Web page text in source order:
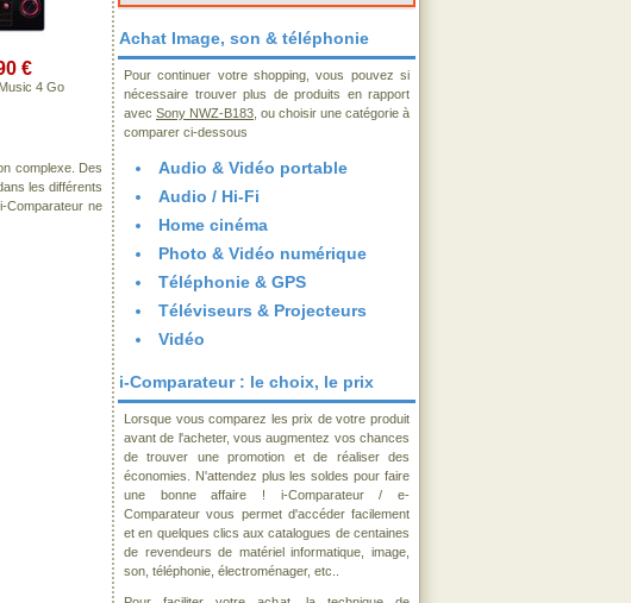
€
4 Go
complexe. Des
les différents
Comparateur ne
Achat Image, son & téléphonie
Pour continuer votre shopping, vous pouvez si
nécessaire trouver plus de produits en rapport
avec Sony NWZ-B183 , ou choisir une catégorie à
comparer ci-dessous
Audio & Vidéo portable
Audio / Hi-Fi
Home cinéma
Photo & Vidéo numérique
Téléphonie & GPS
Téléviseurs & Projecteurs
Vidéo
i-Comparateur : le choix, le prix
Lorsque vous comparez les prix de votre produit
avant de l'acheter, vous augmentez vos chances
de trouver une promotion et de réaliser des
économies. N'attendez plus les soldes pour faire
une bonne affaire ! i-Comparateur / e-
Comparateur vous permet d'accéder facilement
et en quelques clics aux catalogues de centaines
de revendeurs de matériel informatique, image,
son, téléphonie, électroménager, etc..